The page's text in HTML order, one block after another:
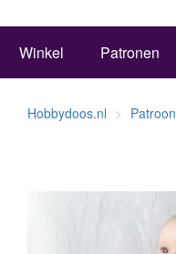
Winkel Patronen
Hobbydoos.nl Patroon